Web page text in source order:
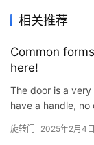
修
门
业
资
讯
相关推荐
Common
here!
The door is a
have a handle,
旋转门 2025年2月4日